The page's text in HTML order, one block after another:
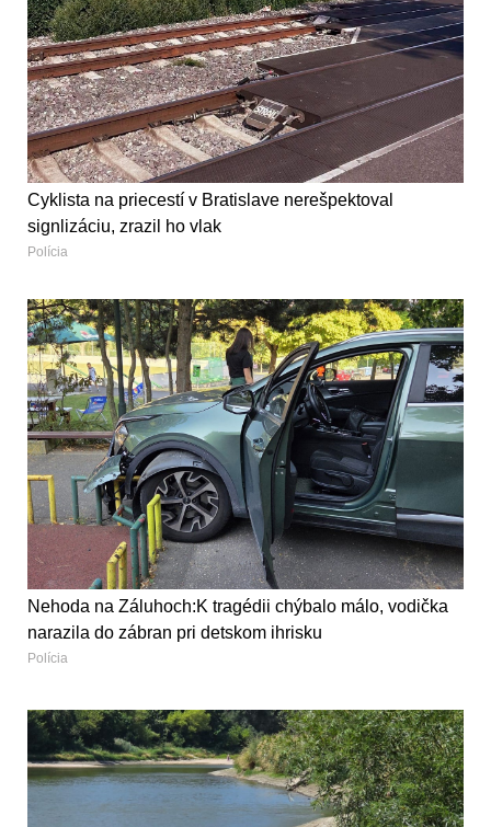
Cyklista na priecestí v Bratislave nerešpektoval
signlizáciu, zrazil ho vlak
Polícia
Nehoda na Záluhoch:K tragédii chýbalo málo, vodička
narazila do zábran pri detskom ihrisku
Polícia